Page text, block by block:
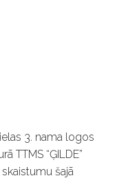
3. nama logos
TTMS “ĢILDE”
šajā